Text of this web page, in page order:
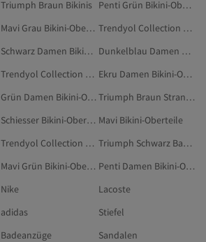
Triumph Braun Bikinis
Penti Grün Bikini-Oberteile
Mavi Grau Bikini-Oberteile
Trendyol Collection Mehrfarbig Bikini-Oberteile
Schwarz Damen Bikini-Oberteile
Dunkelblau Damen Bikini-Oberteile
Trendyol Collection Ekru Bikini-Oberteile
Ekru Damen Bikini-Oberteile
Grün Damen Bikini-Oberteile
Triumph Braun Strandmode
Schiesser Bikini-Oberteile Mavi Bikini-Oberteile
Trendyol Collection Orange Bikini-Oberteile
Triumph Schwarz Badeanzüge
Mavi Grün Bikini-Oberteile
Penti Damen Bikini-Oberteile
Nike
Lacoste
adidas
Stiefel
Badeanzüge
Sandalen